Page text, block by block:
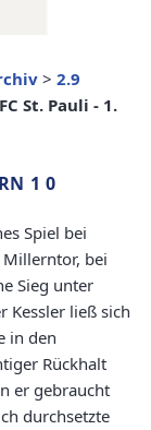
> 2.9
FC St. Pauli - 1.
1 0
Spiel bei
bei
Sieg unter
Kessler ließ sich
in den
Rückhalt
er gebraucht
durchsetzte